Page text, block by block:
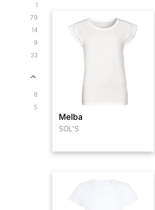
1
79
14
9
33
8
5
Melba
SOL'S